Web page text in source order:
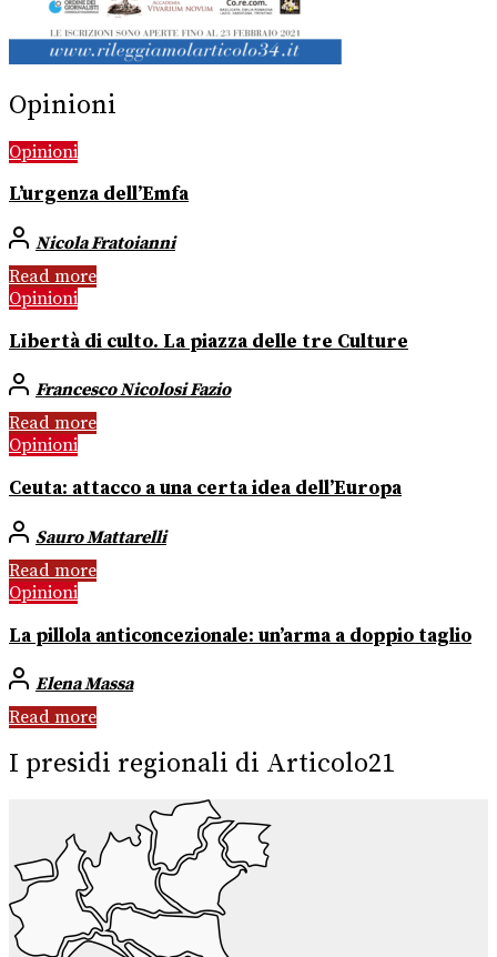
Opinioni
Opinioni
L’urgenza dell’Emfa
Nicola Fratoianni
Read more
Opinioni
Libertà di culto. La piazza delle tre Culture
Francesco Nicolosi Fazio
Read more
Opinioni
Ceuta: attacco a una certa idea dell’Europa
Sauro Mattarelli
Read more
Opinioni
La pillola anticoncezionale: un’arma a doppio taglio
Elena Massa
Read more
I presidi regionali di Articolo21